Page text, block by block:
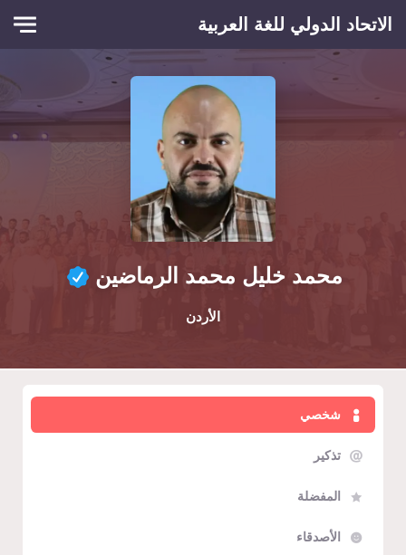
الاتحاد الدولي للغة العربية
محمد خليل محمد الرماضين
الأردن
شخصي
تذكير
المفضلة
الأصدقاء